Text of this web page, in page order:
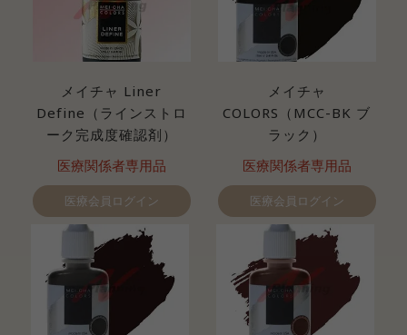
メイチャ Liner
Define（ラインストロ
ーク完成度確認剤）
医療関係者専用品
医療会員ログイン
メイチャ
COLORS（MCC-BK ブ
ラック）
医療関係者専用品
医療会員ログイン